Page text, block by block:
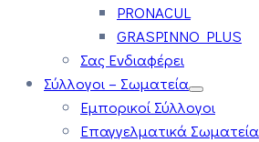
PRONACUL
GRASPINNO PLUS
Σας Ενδιαφέρει
Σύλλογοι – Σωματεία
Εμπορικοί Σύλλογοι
Επαγγελματικά Σωματεία